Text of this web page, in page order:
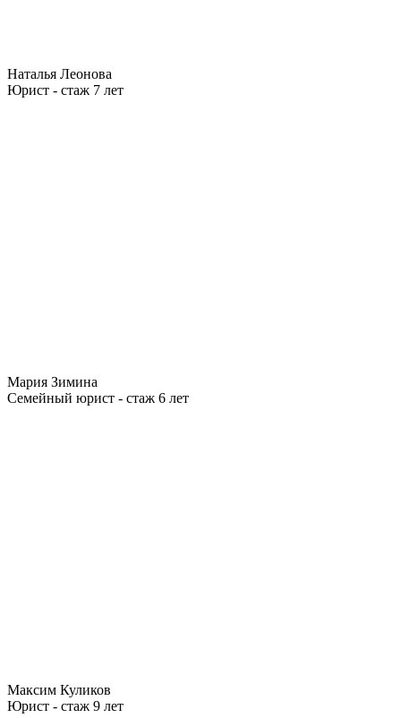
Наталья Леонова
Юрист - стаж 7 лет
Мария Зимина
Семейный юрист - стаж 6 лет
Максим Куликов
Юрист - стаж 9 лет